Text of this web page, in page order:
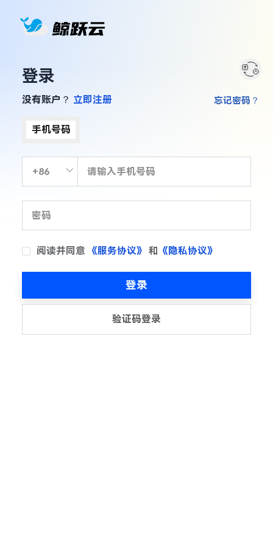
登录
没有账户？ 立即注册
手机号码
阅读并同意 《服务协议》 和 《隐私协议》
忘记密码？
登录
验证码登录